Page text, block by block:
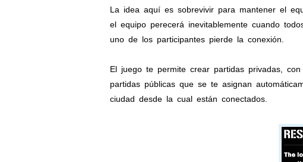
La idea aquí es sobrevivir para mantener el
el equipo perecerá inevitablemente cuando
uno de los participantes pierde la conexión.
El juego te permite crear partidas privadas,
partidas públicas que se te asignan
ciudad desde la cual están conectados.